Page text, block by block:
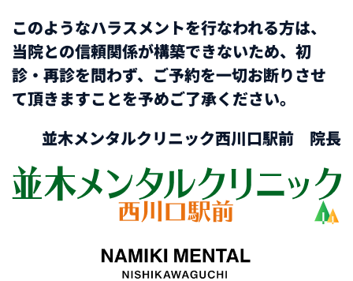
このようなハラスメントを行なわれる方は、
当院との信頼関係が構築できないため、初
診・再診を問わず、ご予約を一切お断りさせ
て頂きますことを予めご了承ください。
並木メンタルクリニック西川口駅前 院長